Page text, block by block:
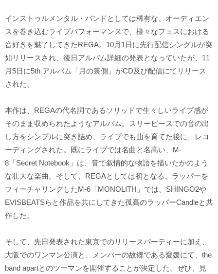
インストゥルメンタル・バンドとしては稀有な、オーディエン
スを巻き込むライブパフォーマンスで、様々なフェスにおける
音好きを魅了してきたREGA。10月1日に先行配信シングルが突
如リリースされ、後日アルバム詳細の発表となっていたが、11
月5日に5th アルバム「月の裏側」がCD及び配信にてリリース
された。
本作は、REGAの代名詞であるソリッドで生々しいライブ感が
そのまま収められたようなアルバム。スリーピースでの音の出
し方をシンプルに突き詰め、ライブでも曲を育てた後に、レコ
ーディングされた。既にライブでは名曲と名高い、M-
8「Secret Notebook」は、音で叙情的な物語を描いたかのよう
な壮大な楽曲。そして、REGAとしては初となる、ラッパーを
フィーチャリングしたM-6「MONOLITH」では、SHINGO2や
EVISBEATSらと作品を共にしてきた孤高のラッパーCandleと共
作した。
そして、先日発表された東京でのリリースパーティーに加え、
大阪でのワンマン公演と、メンバーの故郷である愛媛にて、the
band apartとのツーマンを開催することが決定した。ぜひ、見